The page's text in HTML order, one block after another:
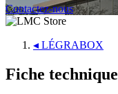
Contactez-nous
◂ LÉGRABOX
Fiche technique